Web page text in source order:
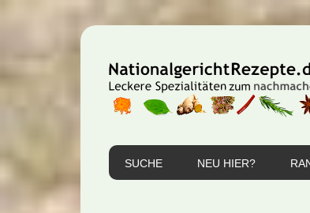
Hauptnavigation
SUCHE NEU HIER?